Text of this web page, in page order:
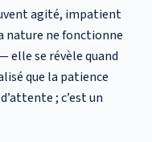
agité, impatient
nature ne fonctionne
elle se révèle quand
que la patience
; c’est un